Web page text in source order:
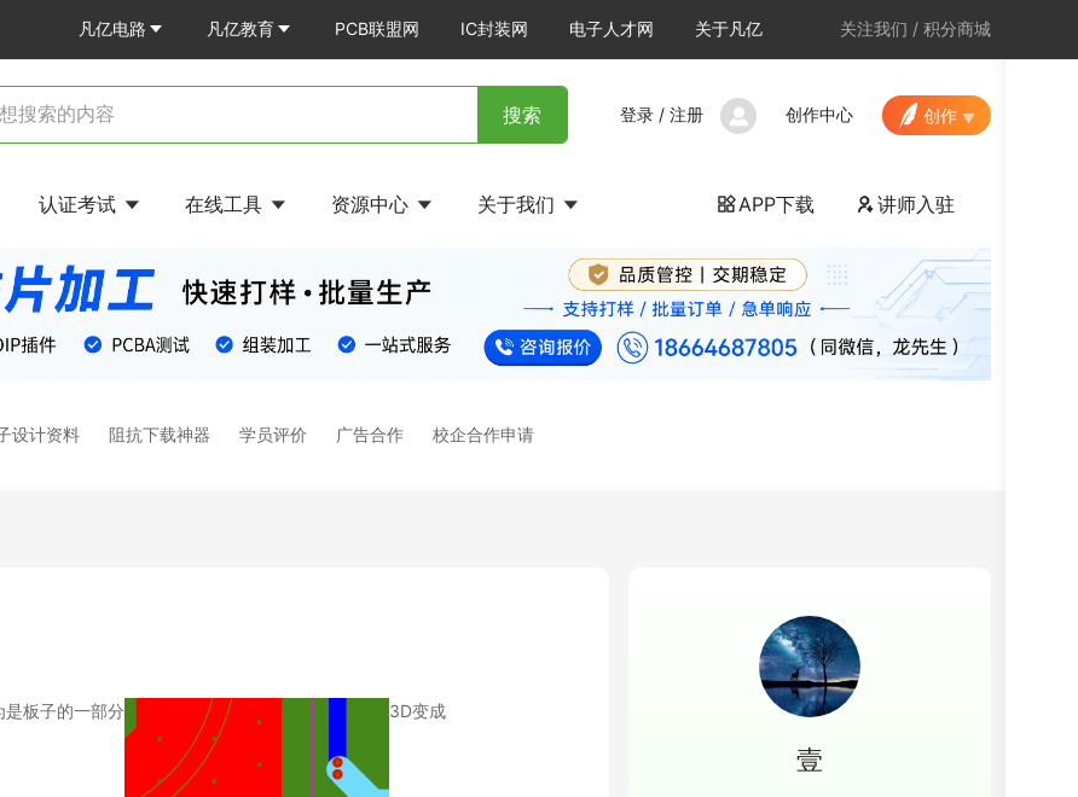
凡亿电路 凡亿教育 PCB联盟网 IC封装网 电子人才网 关于凡亿 关注我们 / 积分商城
搜索 登录 / 注册 创作中心 创作
认证考试 在线工具 资源中心 关于我们 APP下载 讲师入驻
设计资料 阻抗下载神器 学员评价 广告合作 校企合作申请
板子的一部分 3D变成
壹